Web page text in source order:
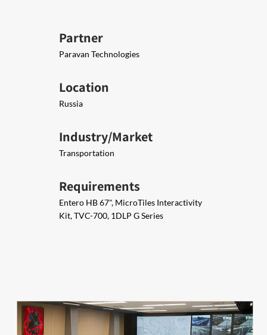
Partner
Paravan Technologies
Location
Russia
Industry/Market
Transportation
Requirements
Entero HB 67", MicroTiles Interactivity
Kit, TVC-700, 1DLP G Series